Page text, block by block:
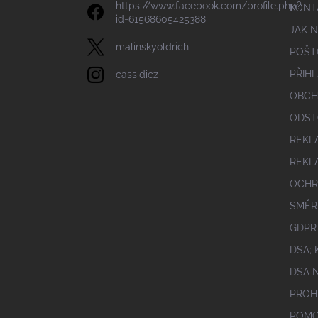
https://www.facebook.com/profile.php?
id=61568605425388
malinskyoldrich
cassidicz
JAK
DSA;
DSA